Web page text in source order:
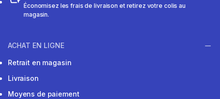
Économisez les frais de livraison et retirez votre colis au
magasin.
ACHAT EN LIGNE
Retrait en magasin
Livraison
Moyens de paiement